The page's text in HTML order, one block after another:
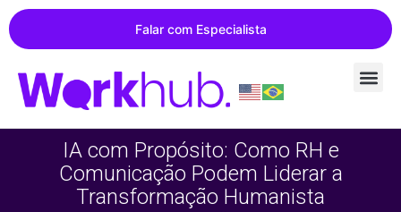
Falar com Especialista
IA com Propósito: Como RH e
Comunicação Podem Liderar a
Transformação Humanista